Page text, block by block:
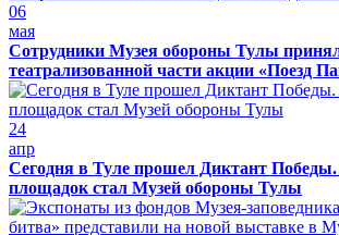
06
мая
Сотрудники Музея обороны Тулы
театрализованной части акции «Поезд
24
апр
Сегодня в Туле прошел Диктант
площадок стал Музей обороны Тулы